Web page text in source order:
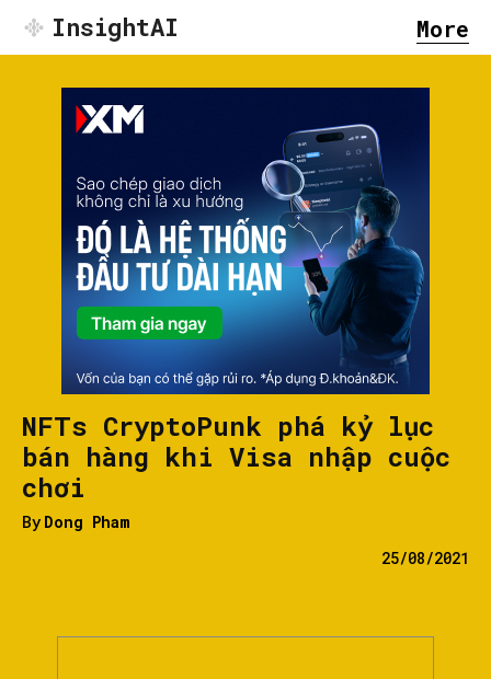
InsightAI More
NFTs CryptoPunk phá kỷ lục
bán hàng khi Visa nhập cuộc
chơi
By Dong Pham
25/08/2021